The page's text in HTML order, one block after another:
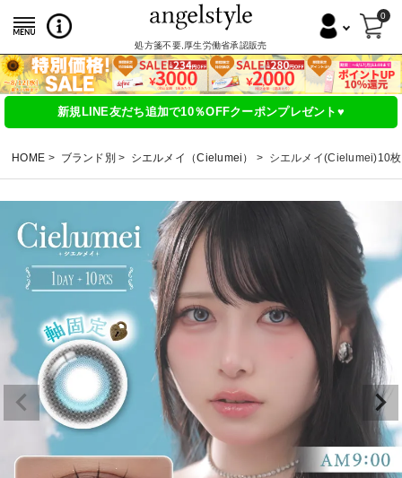
処方箋不要,厚生労働省承認販売
0
新規LINE友だち追加で10％OFFクーポンプレゼント♥
HOME ブランド別 シエルメイ（Cielumei） シエルメイ(Cielumei)10